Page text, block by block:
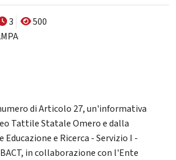
3
500
di Articolo 27, un'informativa
Tattile Statale Omero e dalla
Educazione e Ricerca - Servizio I -
in collaborazione con l'Ente